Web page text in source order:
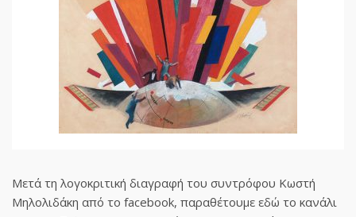
Μετά τη λογοκριτική διαγραφή του συντρόφου Κωστή
Μηλολιδάκη από το facebook, παραθέτουμε εδώ το κανάλι